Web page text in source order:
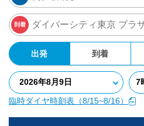
到着
出発 到着
臨時ダイヤ時刻表（8/15~8/16）